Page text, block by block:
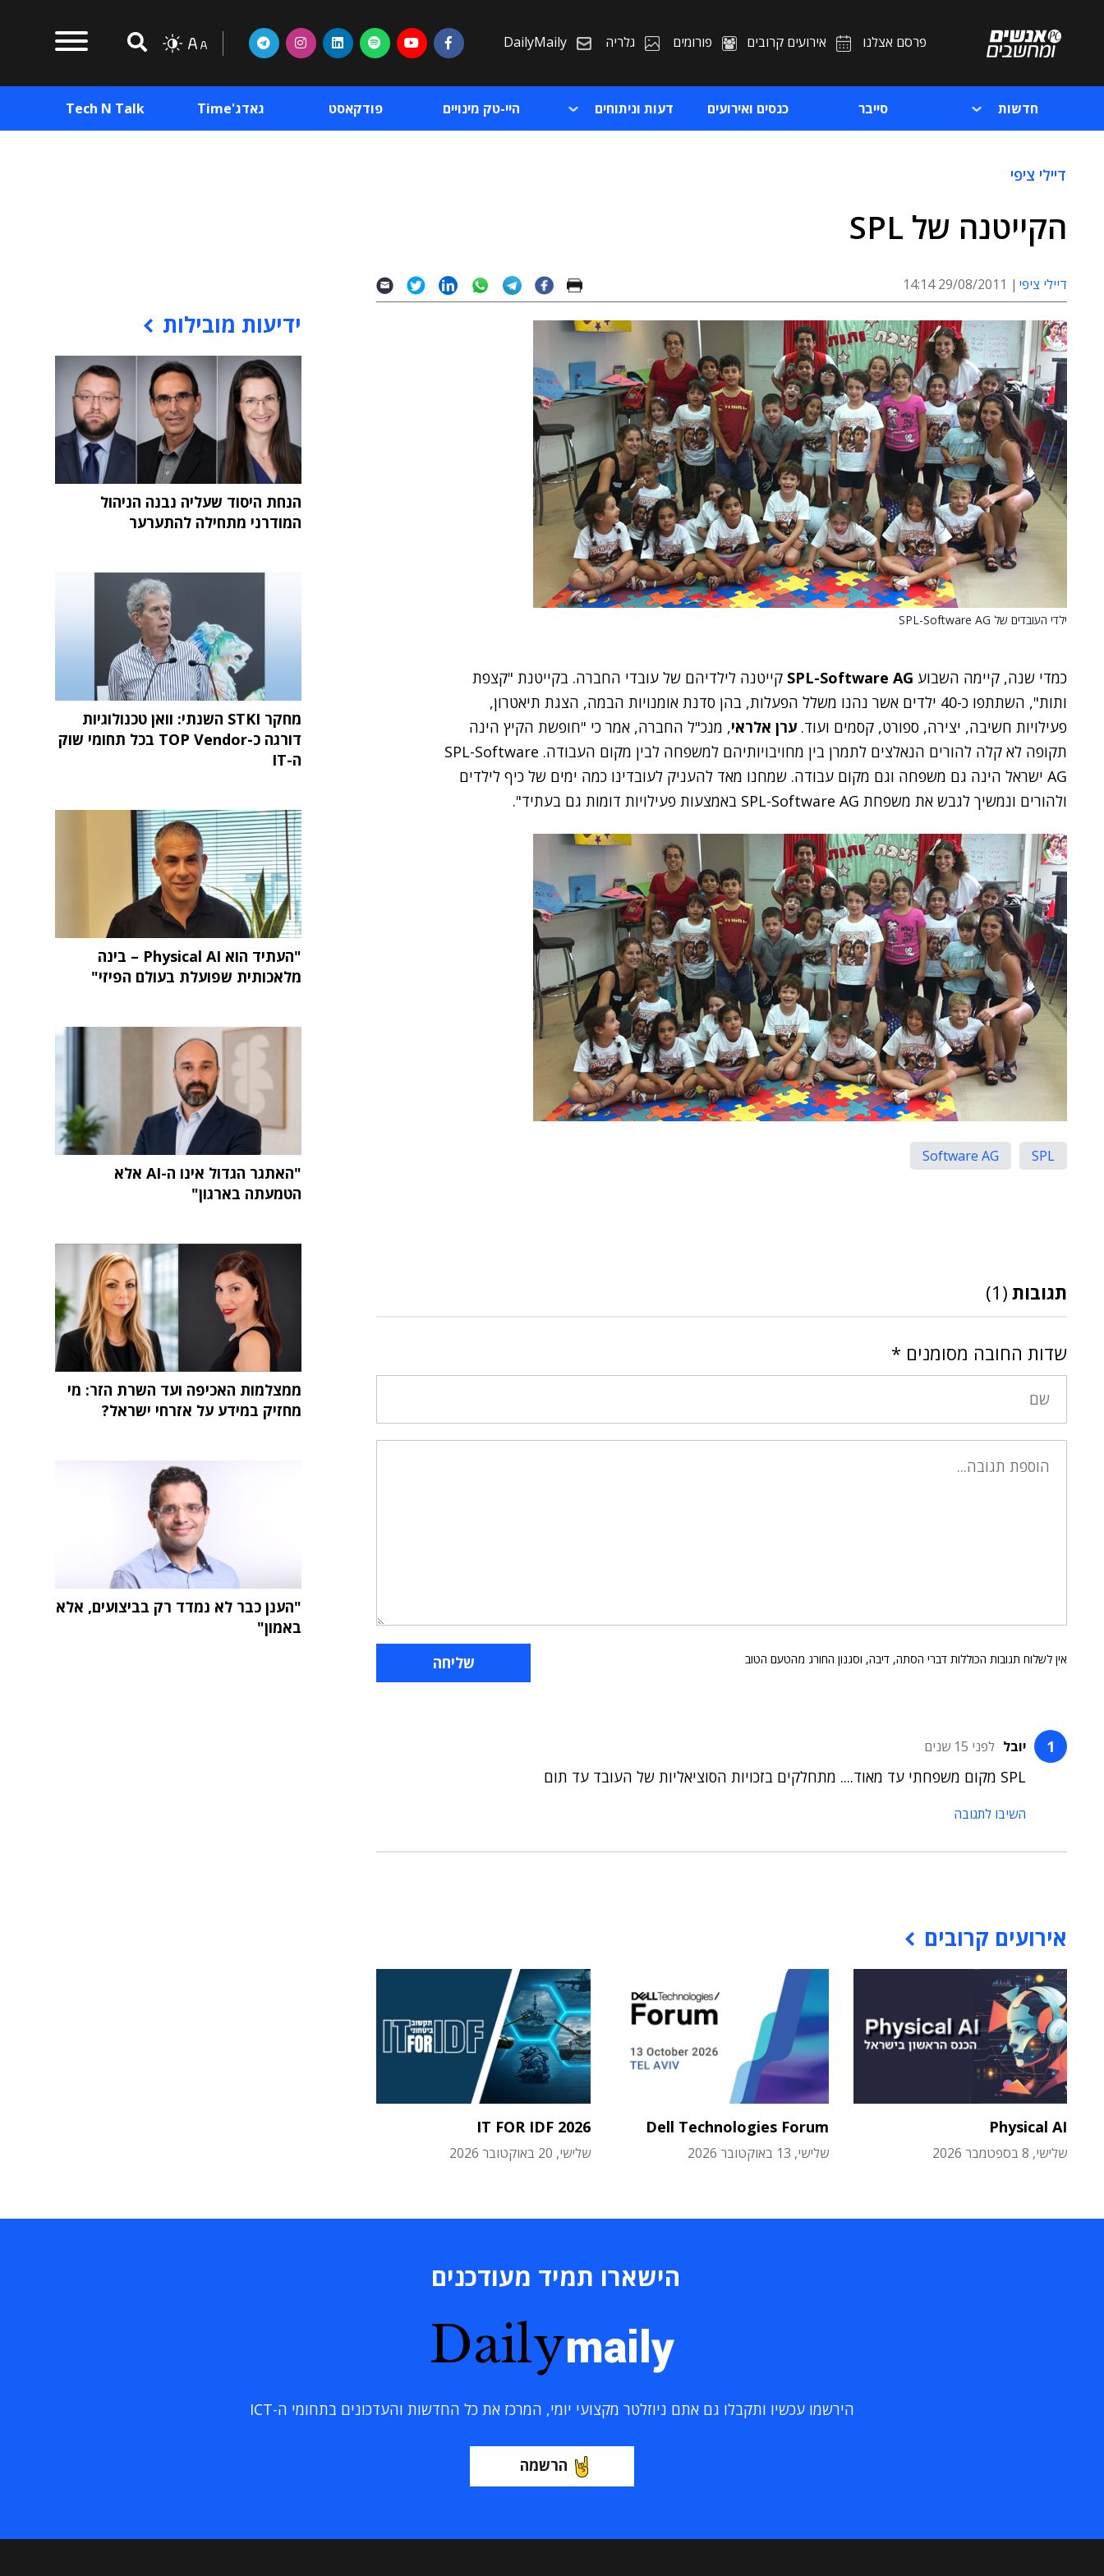
פרסם אצלנו אירועים קרובים פורומים גלריה DailyMaily
חדשות סייבר כנסים ואירועים דעות וניתוחים היי-טק מינויים פודקאסט גאדג'Time Tech N Talk
דיילי ציפי
הקייטנה של SPL
דיילי ציפי 29/08/2011 14:14
ילדי העובדים של SPL-Software AG
כמדי שנה, קיימה השבוע SPL-Software AG קייטנה לילדיהם של עובדי החברה. בקייטנת "קצפת
ותות", השתתפו כ-40 ילדים אשר נהנו משלל הפעלות, בהן סדנת אומנויות הבמה, הצגת תיאטרון,
פעילויות חשיבה, יצירה, ספורט, קסמים ועוד. ערן אלראי, מנכ"ל החברה, אמר כי "חופשת הקיץ הינה
תקופה לא קלה להורים הנאלצים לתמרן בין מחויבויותיהם למשפחה לבין מקום העבודה. SPL-Software
AG ישראל הינה גם משפחה וגם מקום עבודה. שמחנו מאד להעניק לעובדינו כמה ימים של כיף לילדים
ולהורים ונמשיך לגבש את משפחת SPL-Software AG באמצעות פעילויות דומות גם בעתיד".
SPL
Software AG
תגובות (1)
שדות החובה מסומנים *
אין לשלוח תגובות הכוללות דברי הסתה, דיבה, וסגנון החורג מהטעם הטוב
יובל לפני 15 שנים
SPL מקום משפחתי עד מאוד.... מתחלקים בזכויות הסוציאליות של העובד עד תום
השיבו לתגובה
אירועים קרובים
Physical AI
שלישי, 8 בספטמבר 2026
Dell Technologies Forum
שלישי, 13 באוקטובר 2026
IT FOR IDF 2026
שלישי, 20 באוקטובר 2026
ידיעות מובילות
הנחת היסוד שעליה נבנה הניהול
המודרני מתחילה להתערער
מחקר STKI השנתי: וואן טכנולוגיות
דורגה כ-TOP Vendor בכל תחומי שוק
ה-IT
"העתיד הוא Physical AI – בינה
מלאכותית שפועלת בעולם הפיזי"
"האתגר הגדול אינו ה-AI אלא
הטמעתה בארגון"
ממצלמות האכיפה ועד השרת הזר: מי
מחזיק במידע על אזרחי ישראל?
"הענן כבר לא נמדד רק בביצועים, אלא
באמון"
הישארו תמיד מעודכנים
Dailymaily
הירשמו עכשיו ותקבלו גם אתם ניוזלטר מקצועי יומי, המרכז את כל החדשות והעדכונים בתחומי ה-ICT
הרשמה